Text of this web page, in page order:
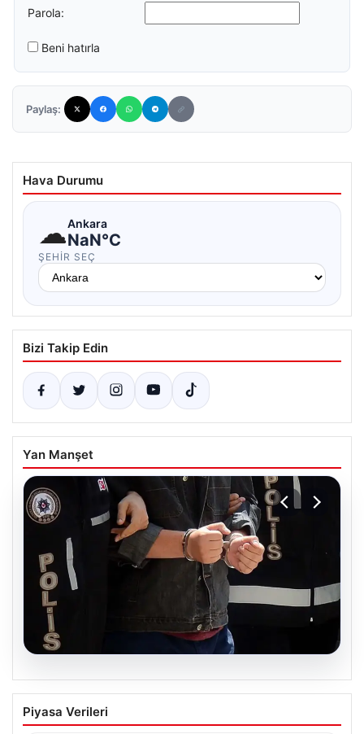
Parola:
Beni hatırla
Paylaş:
Hava Durumu
☁Ankara
NaN°C
ŞEHIR SEÇ
Bizi Takip Edin
Yan Manşet
05.08.2026
İzmir’de Baba-Oğul Cinayeti: Baba
Tutuklandı
Piyasa Verileri